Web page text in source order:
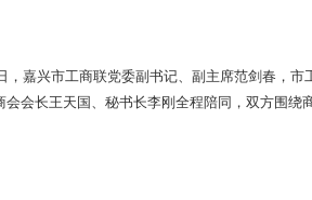
，嘉兴市工商联党委副书记、副主席范剑春，
会会长王天国、秘书长李刚全程陪同，双方围绕